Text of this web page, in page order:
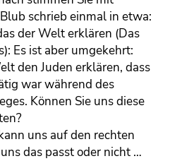
schrieb einmal in etwa:
der Welt erklären (Das
Es ist aber umgekehrt:
den Juden erklären, dass
war während des
Können Sie uns diese
uns auf den rechten
das passt oder nicht …